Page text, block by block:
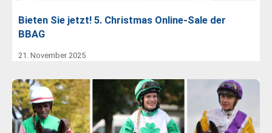
Bieten Sie jetzt! 5. Christmas Online-Sale der
BBAG
21. November 2025